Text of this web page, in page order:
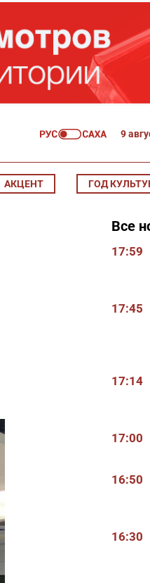
9
АКЦЕНТ ГОД
Все
17:59
17:45
17:14
17:00
16:50
16:30